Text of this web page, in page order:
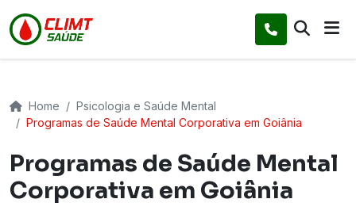
Home
Psicologia e Saúde Mental
Programas de Saúde Mental Corporativa em Goiânia
Programas de Saúde Mental
Corporativa em Goiânia